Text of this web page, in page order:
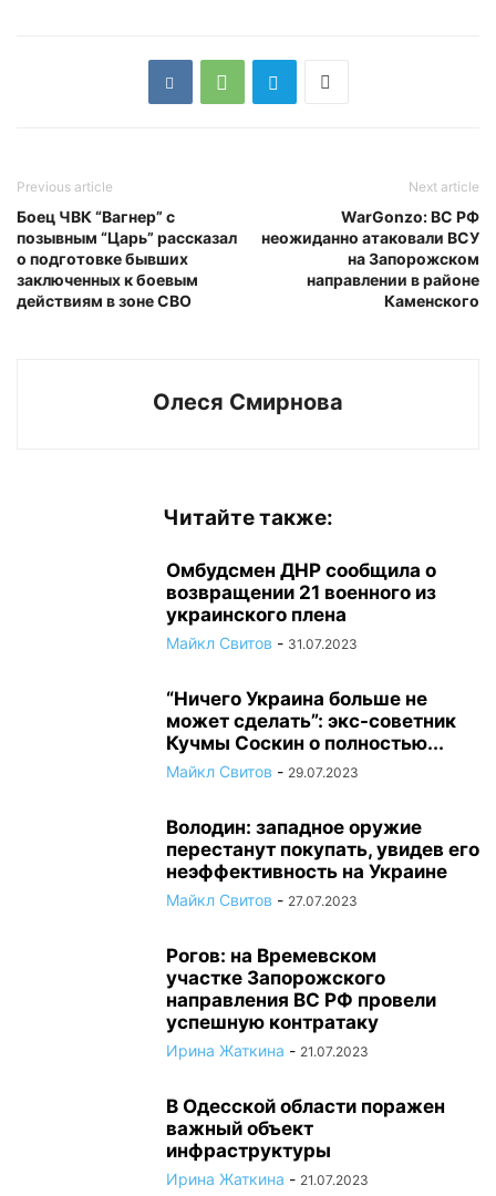
Previous article
Боец ЧВК “Вагнер” с
позывным “Царь” рассказал
о подготовке бывших
заключенных к боевым
действиям в зоне СВО
Next article
WarGonzo: ВС РФ
неожиданно атаковали ВСУ
на Запорожском
направлении в районе
Каменского
Олеся Смирнова
Читайте также:
Омбудсмен ДНР сообщила о
возвращении 21 военного из
украинского плена
Майкл Свитов - 31.07.2023
“Ничего Украина больше не
может сделать”: экс-советник
Кучмы Соскин о полностью...
Майкл Свитов - 29.07.2023
Володин: западное оружие
перестанут покупать, увидев его
неэффективность на Украине
Майкл Свитов - 27.07.2023
Рогов: на Времевском
участке Запорожского
направления ВС РФ провели
успешную контратаку
Ирина Жаткина - 21.07.2023
В Одесской области поражен
важный объект
инфраструктуры
Ирина Жаткина - 21.07.2023